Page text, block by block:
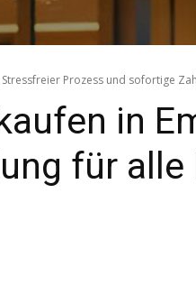
Prozess und sofortige
in
für alle